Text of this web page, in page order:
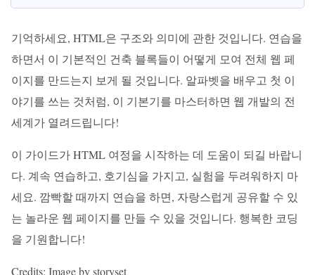
기억하세요, HTML은 구조와 의미에 관한 것입니다. 연습을
하면서 이 기본적인 건축 블록들이 어떻게 모여 전체 웹 페
이지를 만드는지 보게 될 것입니다. 알파벳을 배우고 첫 이
야기를 쓰는 것처럼, 이 기본기를 마스터하면 웹 개발의 전
세계가 열려드립니다!
이 가이드가 HTML 여정을 시작하는 데 도움이 되길 바랍니
다. 계속 연습하고, 호기심을 가지고, 실험을 두려워하지 마
세요. 깜빡할 때까지 연습을 하면, 자랑스럽게 공유할 수 있
는 놀라운 웹 페이지를 만들 수 있을 것입니다. 행복한 코딩
을 기원합니다!
Credits: Image by storyset